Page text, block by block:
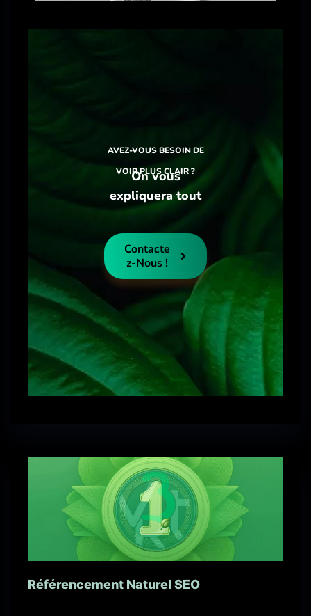
AVEZ-VOUS BESOIN DE
VOIR PLUS CLAIR ?
On vous
expliquera tout
Contacte
Z-Nous !
Référencement Naturel SEO